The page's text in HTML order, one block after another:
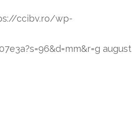
ccibv.ro/wp-
august